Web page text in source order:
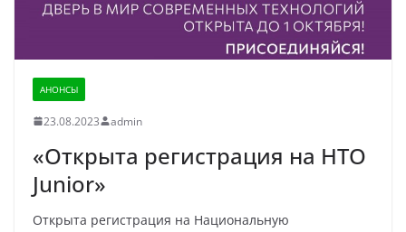
АНОНСЫ
23.08.2023 admin
«Открыта регистрация на НТО
Junior»
Открыта регистрация на Национальную